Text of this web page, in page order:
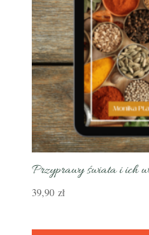
Przyprawy świata i ich
39,90 zł